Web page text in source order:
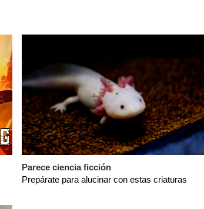
Parece ciencia ficción
Prepárate para alucinar con estas criaturas